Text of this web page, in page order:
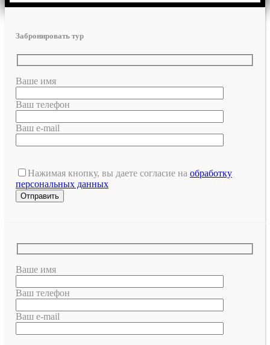
Забронировать тур
Ваше имя
Ваш телефон
Ваш e-mail
Нажимая кнопку, вы даете согласие на обработку
персональных данных
Ваше имя
Ваш телефон
Ваш e-mail